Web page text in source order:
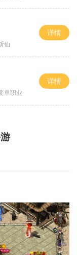
仙
详情
单职业
详情